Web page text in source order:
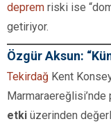
deprem riski ise
getiriyor.
Özgür Aksun:
Tekirdağ Kent
etki üzerinden